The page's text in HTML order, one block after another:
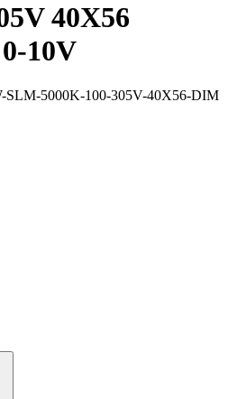
40X56
10V
5000K-100-305V-40X56-DIM